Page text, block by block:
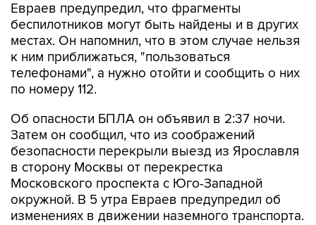
Евраев предупредил, что фрагменты
беспилотников могут быть найдены и в других
местах. Он напомнил, что в этом случае нельзя
к ним приближаться, "пользоваться
телефонами", а нужно отойти и сообщить о них
по номеру 112.
Об опасности БПЛА он объявил в 2:37 ночи.
Затем он сообщил, что из соображений
безопасности перекрыли выезд из Ярославля
в сторону Москвы от перекрестка
Московского проспекта с Юго-Западной
окружной. В 5 утра Евраев предупредил об
изменениях в движении наземного транспорта.